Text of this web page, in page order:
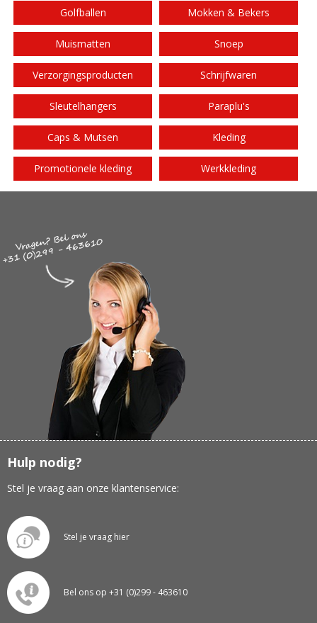
Golfballen Mokken & Bekers
Muismatten Snoep
Verzorgingsproducten Schrijfwaren
Sleutelhangers Paraplu's
Caps & Mutsen Kleding
Promotionele kleding Werkkleding
Hulp nodig?
Stel je vraag aan onze klantenservice:
Stel je vraag hier
Bel ons op +31 (0)299 - 463610